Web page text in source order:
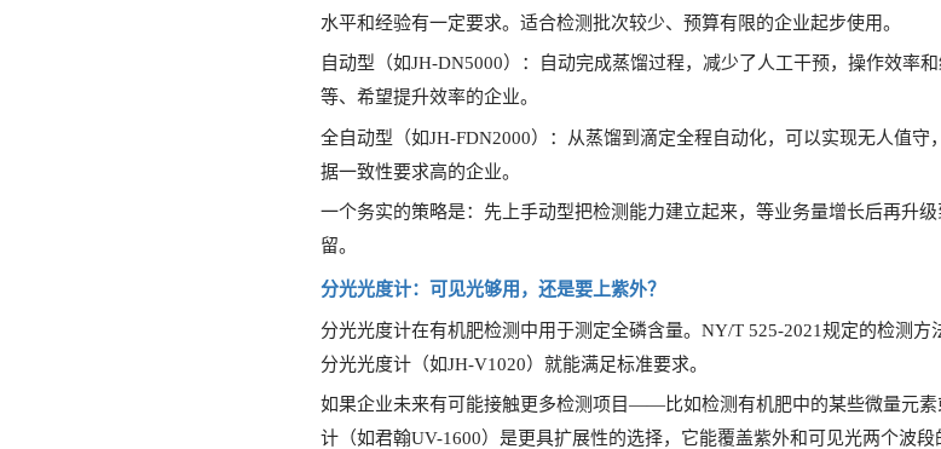
水平和经验有一定要求。适合检测批次较少、预算有限的企业起步使用。
自动型（如JH-DN5000）：自动完成蒸馏过程，减少了人工干预，操作效率
等、希望提升效率的企业。
全自动型（如JH-FDN2000）：从蒸馏到滴定全程自动化，可以实现无人值
据一致性要求高的企业。
一个务实的策略是：先上手动型把检测能力建立起来，等业务量增长后再升
留。
分光光度计：可见光够用，还是要上紫外？
分光光度计在有机肥检测中用于测定全磷含量。NY/T 525-2021规定的检测
分光光度计（如JH-V1020）就能满足标准要求。
如果企业未来有可能接触更多检测项目——比如检测有机肥中的某些微量元
计（如君翰UV-1600）是更具扩展性的选择，它能覆盖紫外和可见光两个波